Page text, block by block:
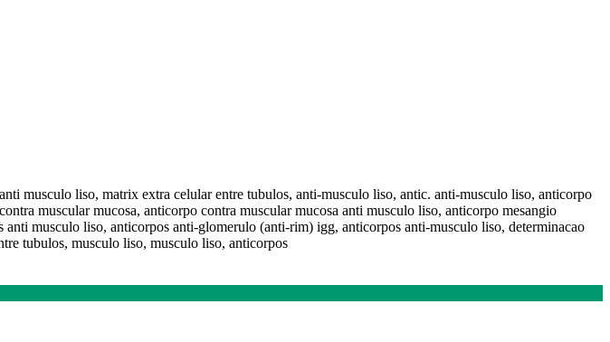
musculo liso, matrix extra celular entre tubulos, anti-musculo liso, antic. anti-musculo liso, anticorpo
muscular mucosa, anticorpo contra muscular mucosa anti musculo liso, anticorpo mesangio
musculo liso, anticorpos anti-glomerulo (anti-rim) igg, anticorpos anti-musculo liso, determinacao
tubulos, musculo liso, musculo liso, anticorpos